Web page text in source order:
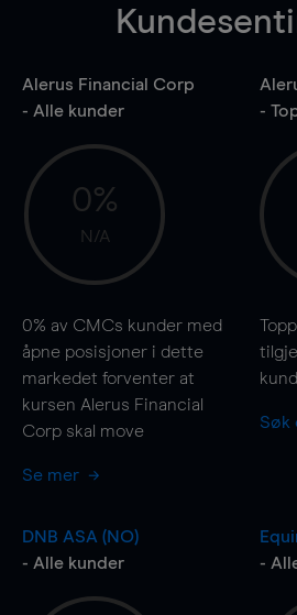
Alerus Financial Corp
- Alle kunder
0%
N/A
0% av CMCs kunder med
åpne posisjoner i dette
markedet forventer at
kursen Alerus Financial
Corp skal move
Se mer
-
Søk
DNB ASA (NO)
- Alle kunder
-